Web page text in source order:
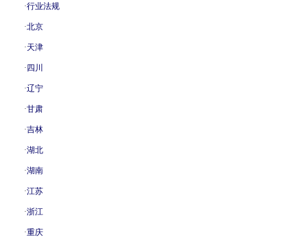
·行业法规
·北京
·天津
· 四川
·辽宁
·甘肃
·吉林
·湖北
·湖南
·江苏
·浙江
·重庆